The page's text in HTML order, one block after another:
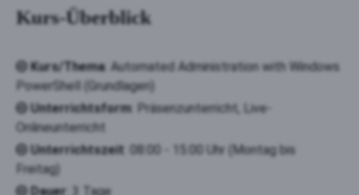
Kurs-Überblick
Kurs/Thema: Automated Administration with Windows
PowerShell (Grundlagen)
Unterrichtsform: Präsenzunterricht, Live-
Onlineunterricht
Unterrichtszeit : 08:00 - 15:00 Uhr (Montag bis
Freitag)
Dauer : 3 Tage